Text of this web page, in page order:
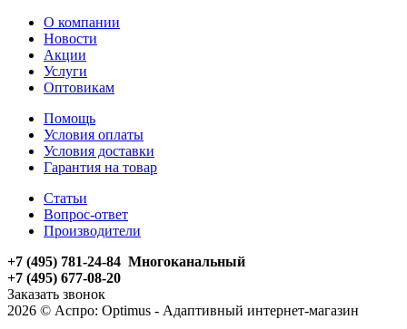
О компании
Новости
Акции
Услуги
Оптовикам
Помощь
Условия оплаты
Условия доставки
Гарантия на товар
Статьи
Вопрос-ответ
Производители
+7 (495) 781-24-84 Многоканальный
+7 (495) 677-08-20
Заказать звонок
2026 © Аспро: Optimus - Адаптивный интернет-магазин